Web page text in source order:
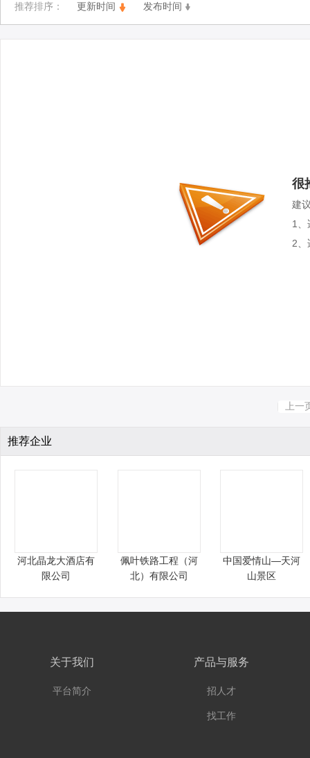
推荐排序： 更新时间 发布时间
很
建
1、
2、
上一
推荐企业
河北晶龙大酒店有
限公司
佩叶铁路工程（河
北）有限公司
中国爱情山—天河
山景区
关于我们
平台简介
产品与服务
招人才
找工作